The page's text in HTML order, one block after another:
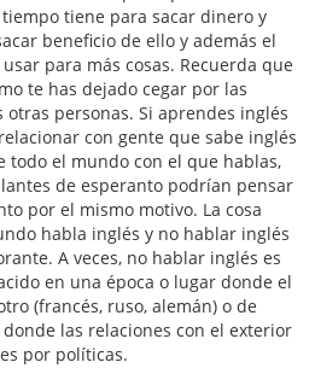
tiene para sacar dinero y
beneficio de ello y además el
para más cosas. Recuerda que
te has dejado cegar por las
personas. Si aprendes inglés
con gente que sabe inglés
todo el mundo con el que hablas,
de esperanto podrían pensar
por el mismo motivo. La cosa
habla inglés y no hablar inglés
A veces, no hablar inglés es
en una época o lugar donde el
(francés, ruso, alemán) o de
las relaciones con el exterior
por políticas.